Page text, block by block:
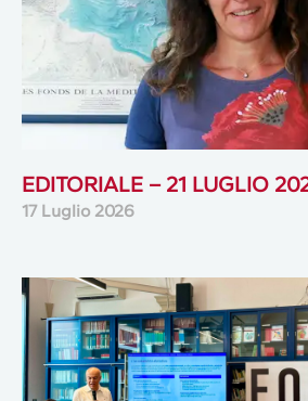
EDITORIALE – 21 LUGLIO
17 Luglio 2026